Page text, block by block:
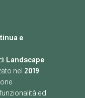
e
Landscape
nel 2019
ed